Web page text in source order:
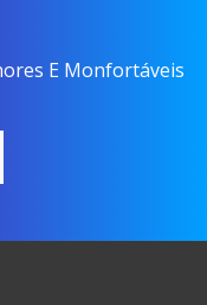
E Monfortáveis